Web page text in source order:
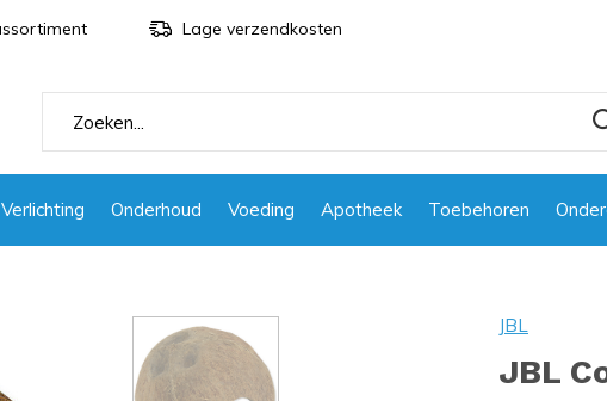
Verlichting Onderhoud Voeding Apotheek Toebehoren
Lage verzendkosten
JBL
JBL